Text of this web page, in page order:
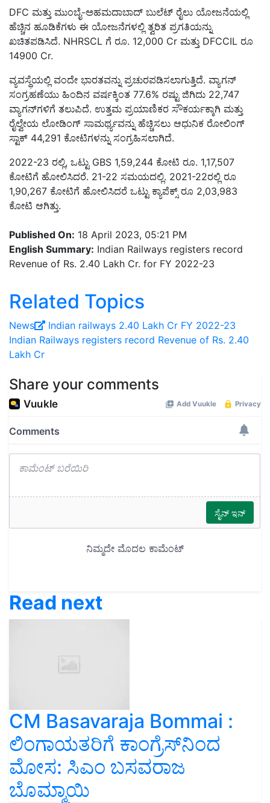
DFC ಮತ್ತು ಮುಂಬೈ-ಅಹಮದಾಬಾದ್ ಬುಲೆಟ್ ರೈಲು ಯೋಜನೆಯಲ್ಲಿ
ಹೆಚ್ಚಿನ ಹೂಡಿಕೆಗಳು ಈ ಯೋಜನೆಗಳಲ್ಲಿ ತ್ವರಿತ ಪ್ರಗತಿಯನ್ನು
ಖಚಿತಪಡಿಸಿದೆ. NHRSCL ಗೆ ರೂ. 12,000 Cr ಮತ್ತು DFCCIL ರೂ
14900 Cr.
ವ್ಯವಸ್ಥೆಯಲ್ಲಿ ವಂದೇ ಭಾರತವನ್ನು ಪ್ರಚುರಪಡಿಸಲಾಗುತ್ತಿದೆ. ವ್ಯಾಗನ್
ಸಂಗ್ರಹಣೆಯು ಹಿಂದಿನ ವರ್ಷಕ್ಕಿಂತ 77.6% ರಷ್ಟು ಜಿಗಿದು 22,747
ವ್ಯಾಗನ್‌ಗಳಿಗೆ ತಲುಪಿದೆ. ಉತ್ತಮ ಪ್ರಯಾಣಿಕರ ಸೌಕರ್ಯಕ್ಕಾಗಿ ಮತ್ತು
ರೈಲ್ವೇಯ ಲೋಡಿಂಗ್ ಸಾಮರ್ಥ್ಯವನ್ನು ಹೆಚ್ಚಿಸಲು ಆಧುನಿಕ ರೋಲಿಂಗ್
ಸ್ಟಾಕ್ 44,291 ಕೋಟಿಗಳನ್ನು ಸಂಗ್ರಹಿಸಲಾಗಿದೆ.
2022-23 ರಲ್ಲಿ, ಒಟ್ಟು GBS 1,59,244 ಕೋಟಿ ರೂ. 1,17,507
ಕೋಟಿಗೆ ಹೋಲಿಸಿದರೆ. 21-22 ಸಮಯದಲ್ಲಿ. 2021-22ರಲ್ಲಿ ರೂ
1,90,267 ಕೋಟಿಗೆ ಹೋಲಿಸಿದರೆ ಒಟ್ಟು ಕ್ಯಾಪೆಕ್ಸ್ ರೂ 2,03,983
ಕೋಟಿ ಆಗಿತ್ತು.
Published On: 18 April 2023, 05:21 PM
English Summary: Indian Railways registers record
Revenue of Rs. 2.40 Lakh Cr. for FY 2022-23
Related Topics
News Indian railways 2.40 Lakh Cr FY 2022-23
Indian Railways registers record Revenue of Rs. 2.40
Lakh Cr
Share your comments
Read next
CM Basavaraja Bommai :
ಲಿಂಗಾಯತರಿಗೆ ಕಾಂಗ್ರೆಸ್‌ನಿಂದ
ಮೋಸ: ಸಿಎಂ ಬಸವರಾಜ
ಬೊಮ್ಮಾಯಿ